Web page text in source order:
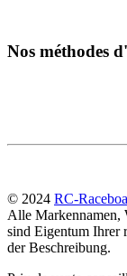
Nos méthodes
© 2024 RC-
Alle Markennamen,
sind Eigentum Ihrer
der Beschreibung.